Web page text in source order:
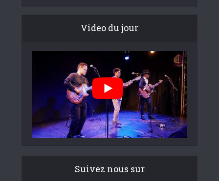
Video du jour
Suivez nous sur